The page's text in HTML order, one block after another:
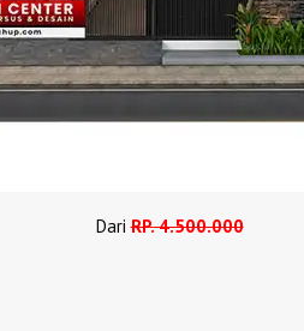
DariRP.4.500.000